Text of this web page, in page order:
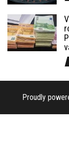
Proudly